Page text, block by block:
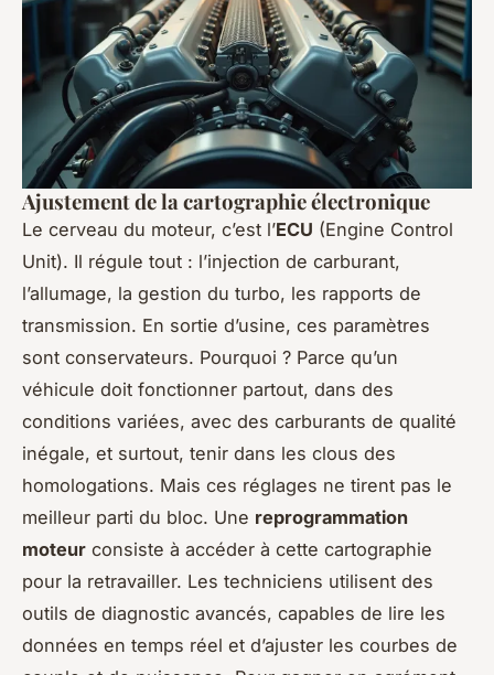
Ajustement de la cartographie électronique
Le cerveau du moteur, c’est l’ECU (Engine Control
Unit). Il régule tout : l’injection de carburant,
l’allumage, la gestion du turbo, les rapports de
transmission. En sortie d’usine, ces paramètres
sont conservateurs. Pourquoi ? Parce qu’un
véhicule doit fonctionner partout, dans des
conditions variées, avec des carburants de qualité
inégale, et surtout, tenir dans les clous des
homologations. Mais ces réglages ne tirent pas le
meilleur parti du bloc. Une reprogrammation
moteur consiste à accéder à cette cartographie
pour la retravailler. Les techniciens utilisent des
outils de diagnostic avancés, capables de lire les
données en temps réel et d’ajuster les courbes de